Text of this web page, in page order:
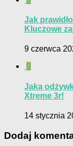
Jak
Kluczowe
9 czerwca
0
Jaką
Xtreme 3r!
14 stycznia
Dodaj